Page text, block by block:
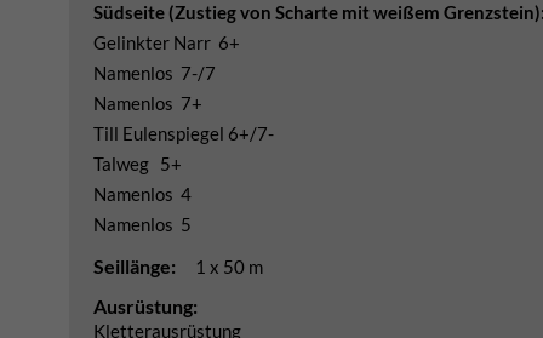
Südseite (Zustieg von Scharte mit weißem
Gelinkter Narr 6+
Namenlos 7-/7
Namenlos 7+
Till Eulenspiegel 6+/7-
Talweg 5+
Namenlos 4
Namenlos 5
Seillänge: 1 x 50 m
Ausrüstung:
Kletterausrüstung